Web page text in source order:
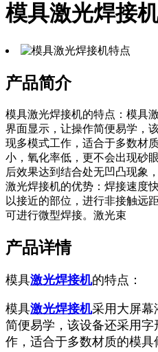
模具激光焊接
产品简介
模具激光焊接机的特点：模具
界面显示，让操作简便易学，
现多模式工作，适合于多数材
小，氧化率低，更不会出现砂
后效果达到结合处无凹凸现象
激光焊接机的优势：焊接速度
以接近的部位，进行非接触远
可进行微型焊接。激光束
产品详情
模具激光焊接机的特点：
模具激光焊接机采用大屏幕
简便易学，该设备还采用
作，适合于多数材质的模具